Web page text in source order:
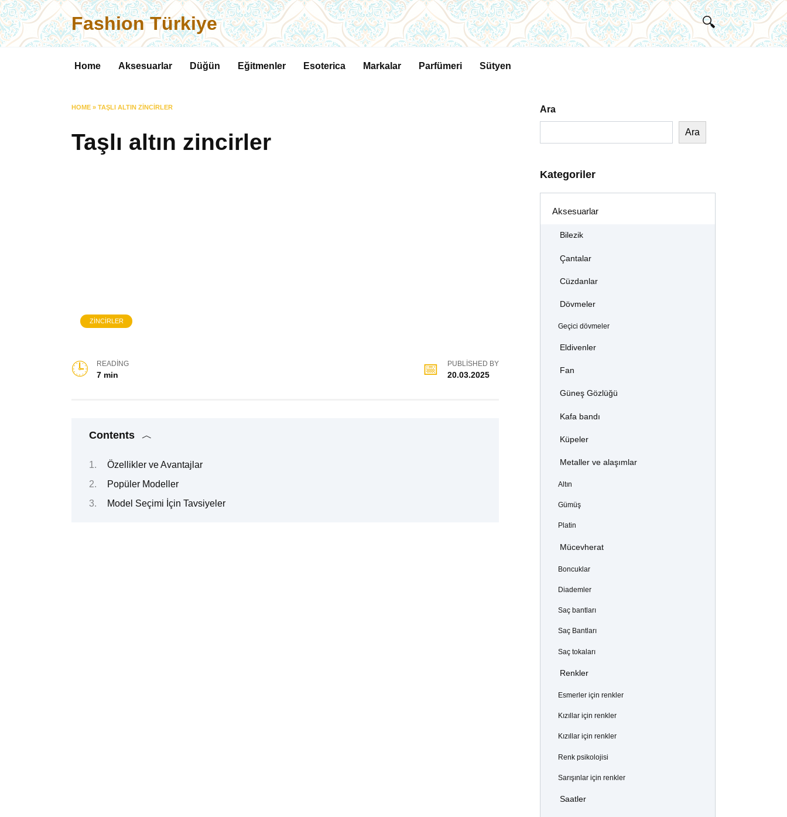
Skip
to
content
Fashion Türkiye
Home Aksesuarlar Düğün Eğitmenler Esoterica Markalar Parfümeri Sütyen
HOME » TAŞLI ALTIN ZINCIRLER
Taşlı altın zincirler
ZINCIRLER
READING
7 min
PUBLISHED BY
20.03.2025
Contents
Özellikler ve Avantajlar
Popüler Modeller
Model Seçimi İçin Tavsiyeler
Ara
Ara
Kategoriler
Aksesuarlar
Bilezik
Çantalar
Cüzdanlar
Dövmeler
Geçici dövmeler
Eldivenler
Fan
Güneş Gözlüğü
Kafa bandı
Küpeler
Metaller ve alaşımlar
Altın
Gümüş
Platin
Mücevherat
Boncuklar
Diademler
Saç bantları
Saç Bantları
Saç tokaları
Renkler
Esmerler için renkler
Kızıllar için renkler
Kızıllar için renkler
Renk psikolojisi
Sarışınlar için renkler
Saatler